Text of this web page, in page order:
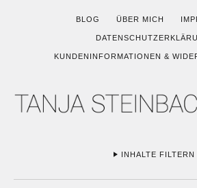
BLOG ÜBER MICH
KUNDENINFORMATIONEN &
INHALTE FILTERN